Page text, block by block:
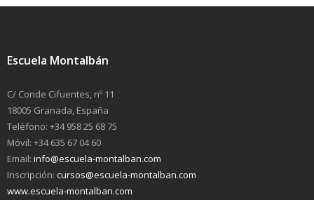
Escuela Montalbán
C/ Conde Cifuentes, nº 11
18005 Granada, España
Teléfono: +34 958 25 68 75
Móvil: +34 635 67 04 60
Email: info@escuela-montalban.com
Inscripción: cursos@escuela-montalban.com
www.escuela-montalban.com